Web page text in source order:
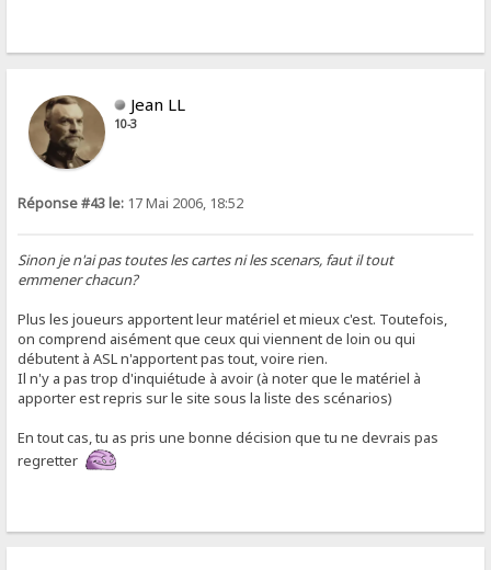
Jean LL
10-3
Réponse #43 le: 17 Mai 2006, 18:52
Sinon je n'ai pas toutes les cartes ni les scenars, faut il tout
emmener chacun?
Plus les joueurs apportent leur matériel et mieux c'est. Toutefois,
on comprend aisément que ceux qui viennent de loin ou qui
débutent à ASL n'apportent pas tout, voire rien.
Il n'y a pas trop d'inquiétude à avoir (à noter que le matériel à
apporter est repris sur le site sous la liste des scénarios)
En tout cas, tu as pris une bonne décision que tu ne devrais pas
regretter